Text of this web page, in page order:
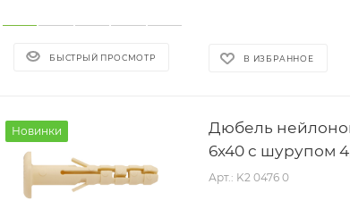
БЫСТРЫЙ ПРОСМОТР В ИЗБРАННОЕ
Новинки
Дюбель
6x40 с шурупом
Арт.: K2 0476 0